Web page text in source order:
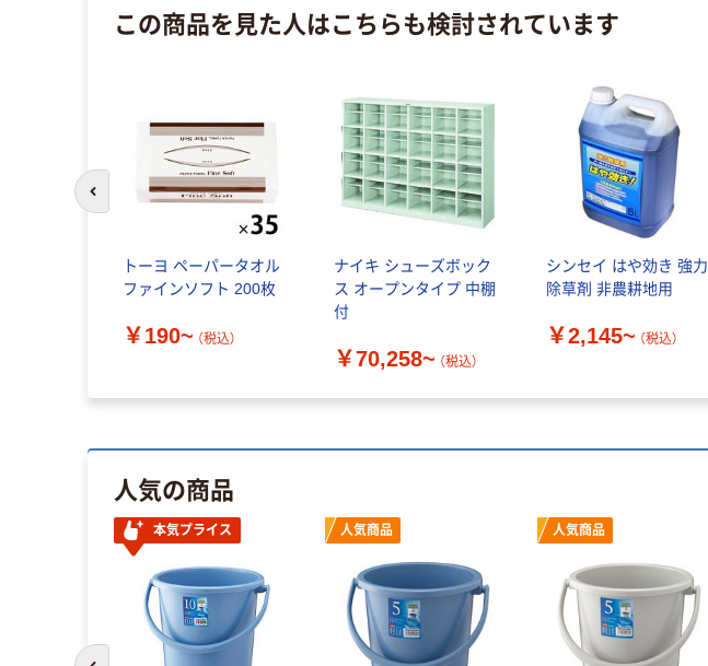
この商品を見た人はこちらも検討されています
トーヨ ペーパータオル
ファインソフト 200枚
￥190~ （税込）
ナイキ シューズボック
ス オープンタイプ 中棚
付
￥70,258~ （税込）
シンセイ はや効き 強力
除草剤 非農耕地用
￥2,145~ （税込）
前のスライドへ
人気の商品
本気プライス 人気商品 人気商品